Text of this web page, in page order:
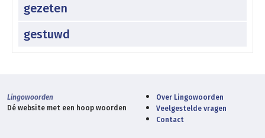
gezeten
gestuwd
Lingowoorden
Dé website met een hoop woorden
Over Lingowoorden
Veelgestelde vragen
Contact